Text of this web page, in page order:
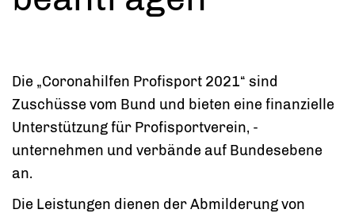
Die „Coronahilfen Profisport 2021“ sind
Zuschüsse vom Bund und bieten eine finanzielle
Unterstützung für Profisportverein, -
unternehmen und verbände auf Bundesebene
an.
Die Leistungen dienen der Abmilderung von